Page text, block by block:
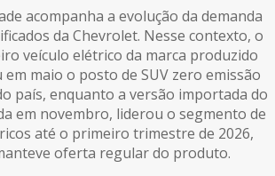
acompanha a evolução da demanda
da Chevrolet. Nesse contexto, o
veículo elétrico da marca produzido
em maio o posto de SUV zero emissão
país, enquanto a versão importada do
em novembro, liderou o segmento de
até o primeiro trimestre de 2026,
oferta regular do produto.